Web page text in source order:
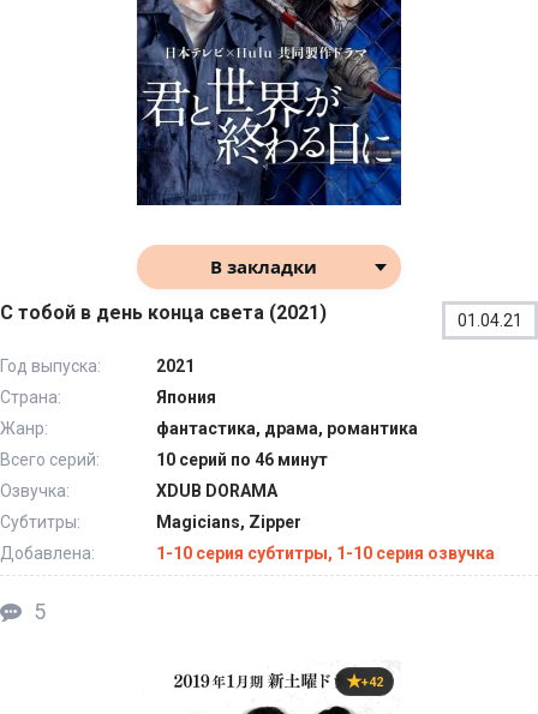
В закладки
С тобой в день конца света (2021) 01.04.21
Год выпуска:
2021
Страна:
Япония
Жанр:
фантастика, драма, романтика
Всего серий:
10 серий по 46 минут
Озвучка:
XDUB DORAMA
Субтитры:
Magicians, Zipper
Добавлена:
1-10 серия субтитры, 1-10 серия озвучка
5
+42